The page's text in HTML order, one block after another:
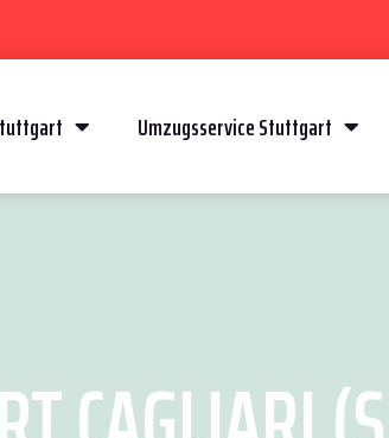
Umzugsservice Stuttgart